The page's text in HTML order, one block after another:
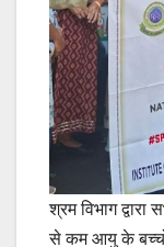
श्रम विभाग
से कम आयु के बच्चों